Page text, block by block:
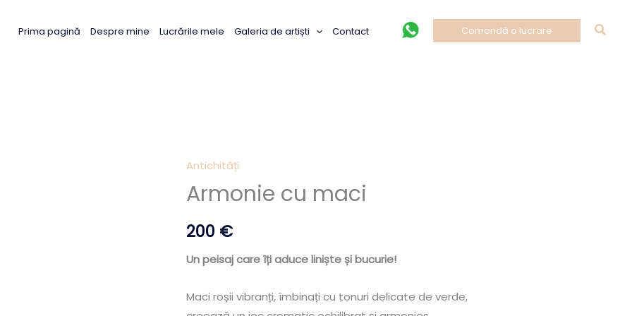
Prima pagină Despre mine Lucrările mele Galeria de artiști Contact Comandă o lucrare
Antichități
Armonie cu maci
200 €
Un peisaj care îți aduce liniște și bucurie!
Maci roșii vibranți, îmbinați cu tonuri delicate de verde,